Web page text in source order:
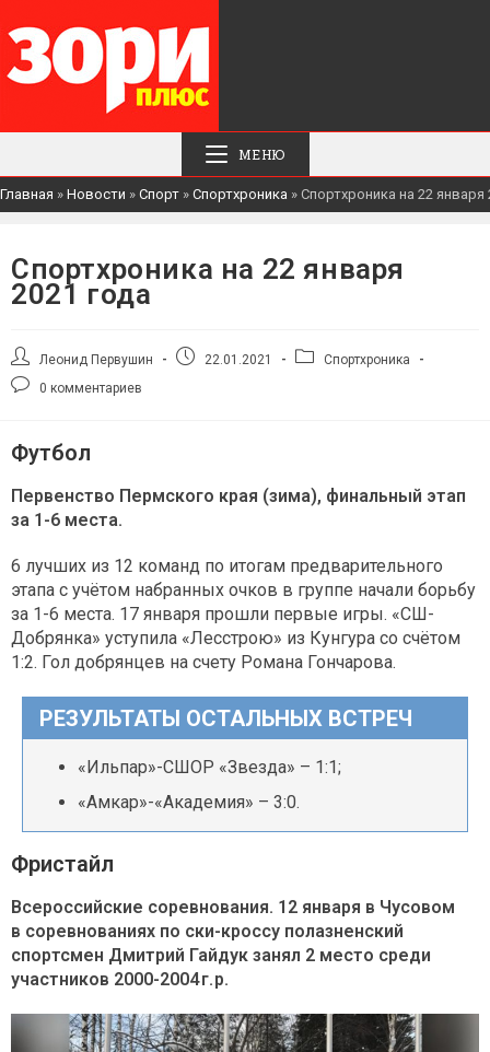
МЕНЮ
Главная » Новости » Спорт » Спортхроника » Спортхроника на 22 января
Спортхроника на 22 января
2021 года
Автор
записи:
Леонид Первушин
Запись22.01.2021
РубрикаСпортхроника
Комментарии
0 комментариев
Футбол
Первенство Пермского края (зима), финальный этап
за 1-6 места.
6 лучших из 12 команд по итогам предварительного
этапа с учётом набранных очков в группе начали борьбу
за 1-6 места. 17 января прошли первые игры. «СШ-
Добрянка» уступила «Лесстрою» из Кунгура со счётом
1:2. Гол добрянцев на счету Романа Гончарова.
РЕЗУЛЬТАТЫ ОСТАЛЬНЫХ ВСТРЕЧ
«Ильпар»-СШОР «Звезда» – 1:1;
«Амкар»-«Академия» – 3:0.
Фристайл
Всероссийские соревнования. 12 января в Чусовом
в соревнованиях по ски-кроссу полазненский
спортсмен Дмитрий Гайдук занял 2 место среди
участников 2000-2004 г. р.